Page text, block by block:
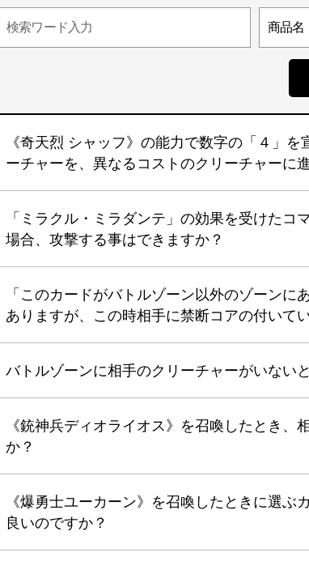
《奇天烈 シャッフ》の能力で数字の「４」
ーチャーを、異なるコストのクリーチャーに
「ミラクル・ミラダンテ」の効果を受けた
場合、攻撃する事はできますか？
「このカードがバトルゾーン以外のゾーン
ありますが、この時相手に禁断コアの付いて
バトルゾーンに相手のクリーチャーがいない
《銃神兵ディオライオス》を召喚したとき
か？
《爆勇士ユーカーン》を召喚したときに選
良いのですか？